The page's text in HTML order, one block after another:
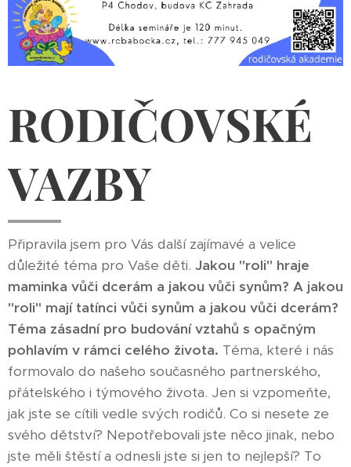
RODIČOVSKÉ
VAZBY
Připravila jsem pro Vás další zajímavé a velice
důležité téma pro Vaše děti. Jakou "roli" hraje
maminka vůči dcerám a jakou vůči synům? A jakou
"roli" mají tatínci vůči synům a jakou vůči dcerám?
Téma zásadní pro budování vztahů s opačným
pohlavím v rámci celého života. Téma, které i nás
formovalo do našeho současného partnerského,
přátelského i týmového života. Jen si vzpomeňte,
jak jste se cítili vedle svých rodičů. Co si nesete ze
svého dětství? Nepotřebovali jste něco jinak, nebo
jste měli štěstí a odnesli jste si jen to nejlepší? To